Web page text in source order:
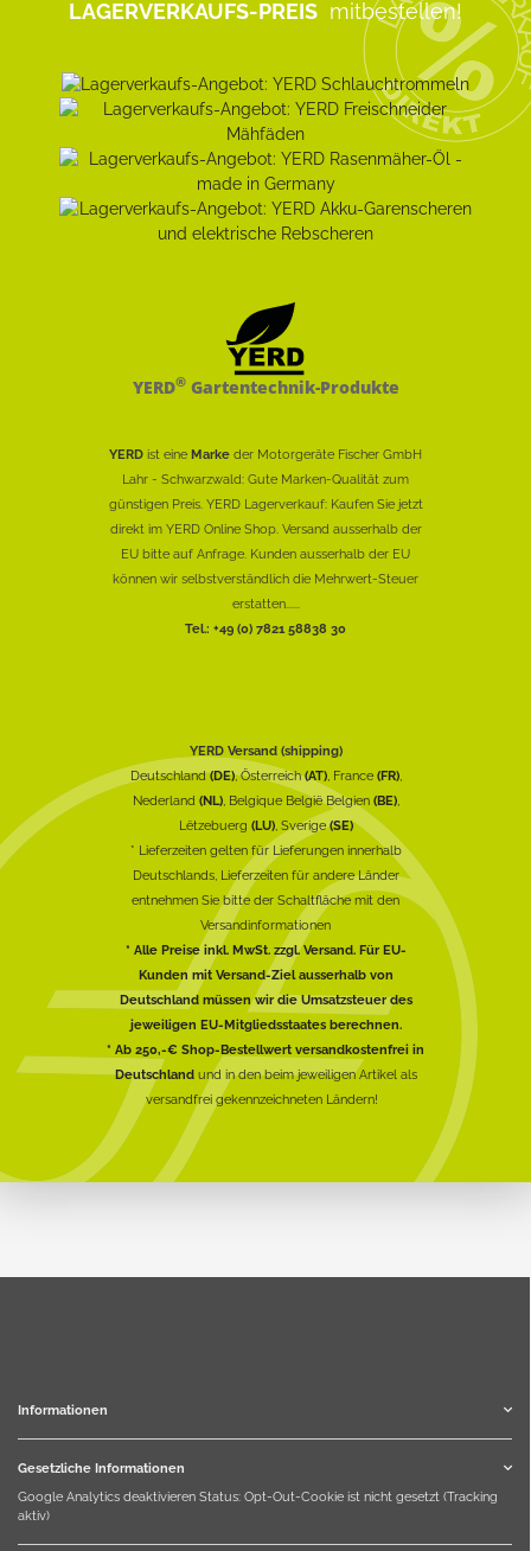
LAGERVERKAUFS-PREIS mitbestellen!
YERD®Gartentechnik-Produkte
YERD ist eine Marke der Motorgeräte Fischer GmbH
Lahr - Schwarzwald: Gute Marken-Qualität zum
günstigen Preis. YERD Lagerverkauf: Kaufen Sie jetzt
direkt im YERD Online Shop. Versand ausserhalb der
EU bitte auf Anfrage. Kunden ausserhalb der EU
können wir selbstverständlich die Mehrwert-Steuer
erstatten......
Tel.: +49 (0) 7821 58838 30
YERD Versand (shipping)
Deutschland(DE), Österreich(AT), France (FR),
Nederland (NL), Belgique België Belgien (BE),
Lëtzebuerg (LU), Sverige(SE)
* Lieferzeiten gelten für Lieferungen innerhalb
Deutschlands, Lieferzeiten für andere Länder
entnehmen Sie bitte der Schaltfläche mit den
Versandinformationen
* Alle Preise inkl. MwSt. zzgl. Versand. Für EU-
Kunden mit Versand-Ziel ausserhalb von
Deutschland müssen wir die Umsatzsteuer des
jeweiligen EU-Mitgliedsstaates berechnen.
* Ab 250,-€ Shop-Bestellwert versandkostenfrei in
Deutschlandund in den beim jeweiligen Artikel als
versandfrei gekennzeichneten Ländern!
Informationen
Gesetzliche Informationen
Google Analytics deaktivieren Status: Opt-Out-Cookie ist nicht gesetzt (Tracking
aktiv)